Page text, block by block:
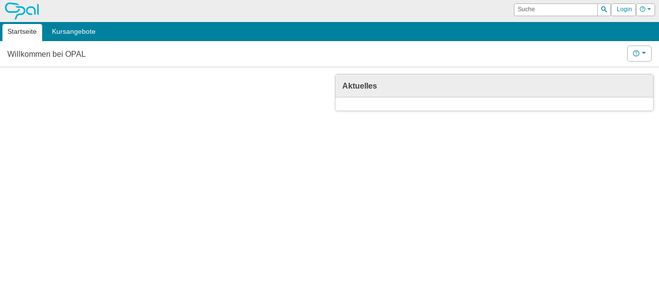
OPAL Suche
Suchen
Login Hilfe
Startseite Kursangebote
Willkommen bei OPAL Hilfe
Aktuelles